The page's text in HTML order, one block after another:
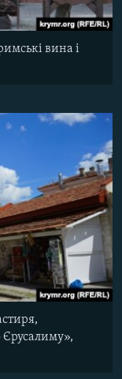
вина і